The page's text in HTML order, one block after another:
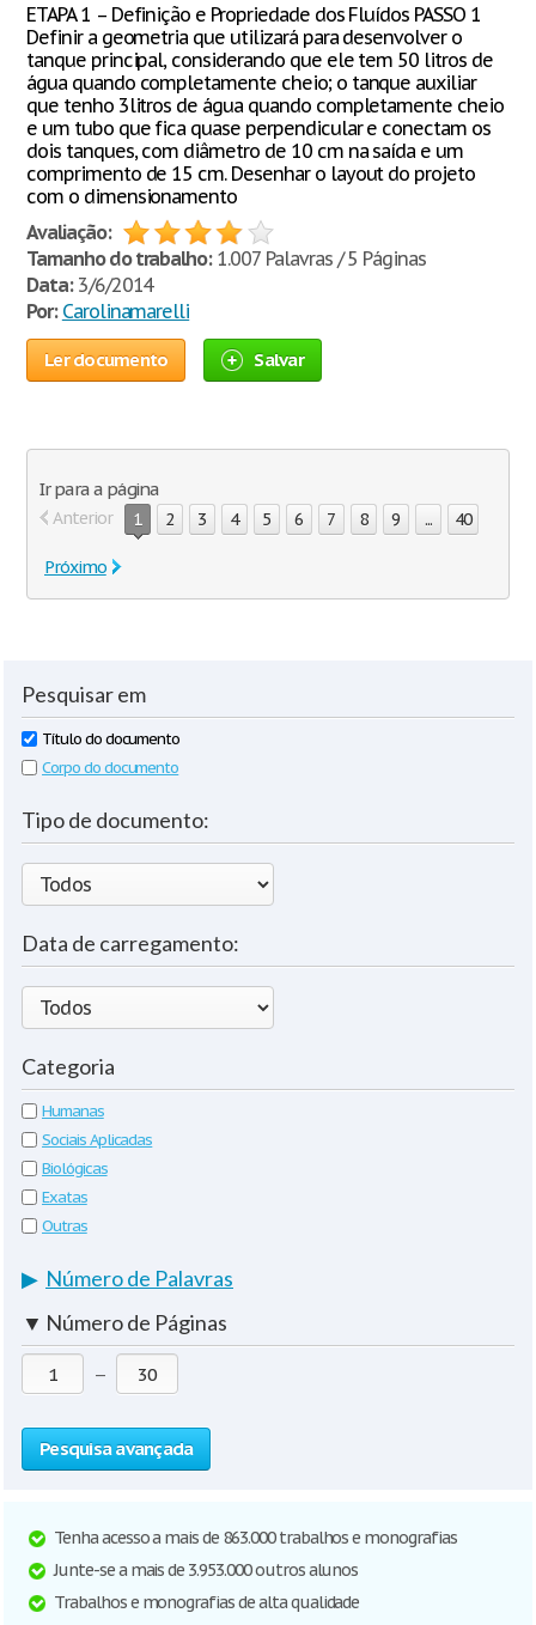
ETAPA 1 – Definição e Propriedade dos Fluídos PASSO 1
Definir a geometria que utilizará para desenvolver o
tanque principal, considerando que ele tem 50 litros de
água quando completamente cheio; o tanque auxiliar
que tenho 3litros de água quando completamente cheio
e um tubo que fica quase perpendicular e conectam os
dois tanques, com diâmetro de 10 cm na saída e um
comprimento de 15 cm. Desenhar o layout do projeto
com o dimensionamento
Avaliação:
Tamanho do trabalho:1.007 Palavras / 5 Páginas
Data:3/6/2014
Por: Carolinamarelli
Ler documento Salvar
Ir para a página
Anterior 1 2 3 4 5 6 7 8 9 ... 40
Próximo
Pesquisar em
Título do documento
Corpo do documento
Tipo de documento:
Data de carregamento:
Categoria
Humanas
Sociais Aplicadas
Biológicas
Exatas
Outras
▶ Número de Palavras
▼ Número de Páginas
—
Pesquisa avançada
Tenha acesso a mais de 863.000 trabalhos e monografias
Junte-se a mais de 3.953.000 outros alunos
Trabalhos e monografias de alta qualidade